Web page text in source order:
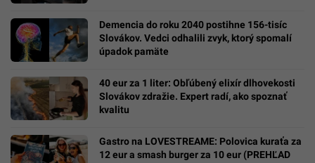
Demencia do roku 2040 postihne 156-tisíc
Slovákov. Vedci odhalili zvyk, ktorý spomalí
úpadok pamäte
40 eur za 1 liter: Obľúbený elixír dlhovekosti
Slovákov zdražie. Expert radí, ako spoznať
kvalitu
Gastro na LOVESTREAME: Polovica kuraťa za
12 eur a smash burger za 10 eur (PREHĽAD